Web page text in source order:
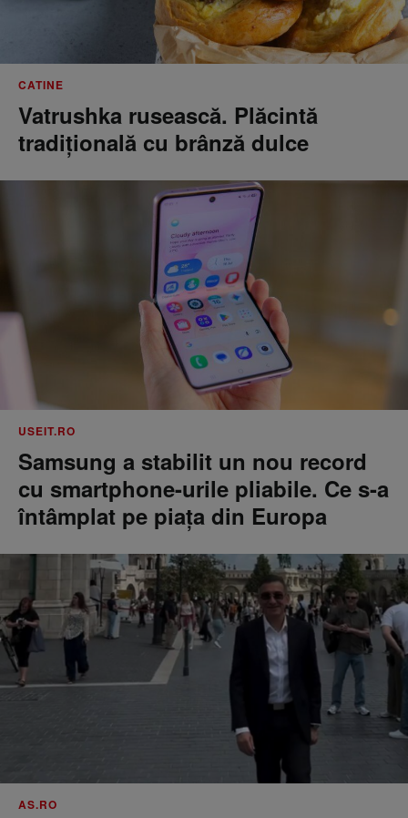
CATINE
Vatrushka rusească. Plăcintă
tradițională cu brânză dulce
USEIT.RO
Samsung a stabilit un nou record
cu smartphone-urile pliabile. Ce s-a
întâmplat pe piața din Europa
AS.RO